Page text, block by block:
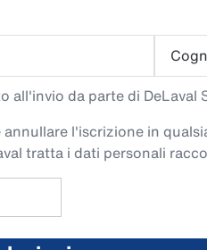
all'invio da parte di DeLaval
annullare l'iscrizione in
tratta i dati personali